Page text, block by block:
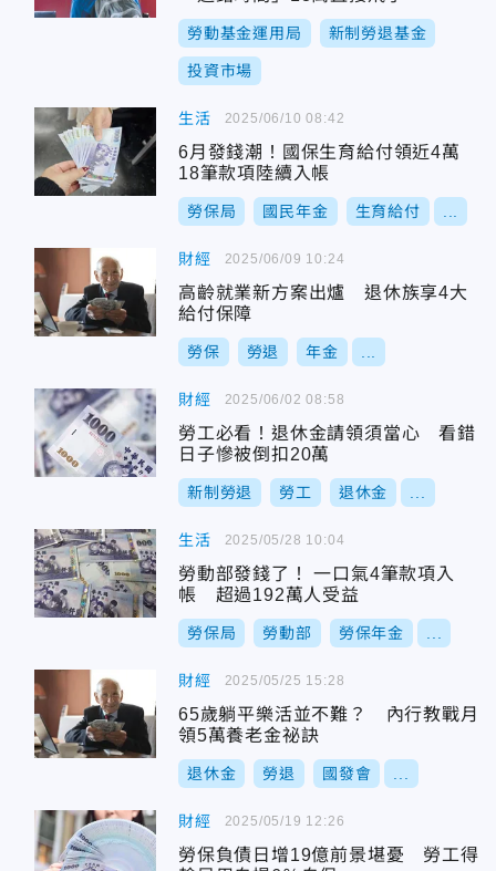
勞動基金運用局 新制勞退基金
投資市場
生活
6月發錢潮！國保生育給付領近4萬
18筆款項陸續入帳
勞保局 國民年金 生育給付
2025/06/10 08:42
財經
高齡就業新方案出爐 退休族享4大
給付保障
勞保 勞退 年金
2025/06/09 10:24
財經
勞工必看！退休金請領須當心 看錯
日子慘被倒扣20萬
新制勞退 勞工 退休金
2025/06/02 08:58
生活
勞動部發錢了！ 一口氣4筆款項入
帳 超過192萬人受益
勞保局 勞動部 勞保年金
2025/05/28 10:04
財經
65歲躺平樂活並不難？ 內行教戰月
領5萬養老金祕訣
退休金 勞退 國發會
2025/05/25 15:28
財經
勞保負債日增19億前景堪憂 勞工得
2025/05/19 12:26